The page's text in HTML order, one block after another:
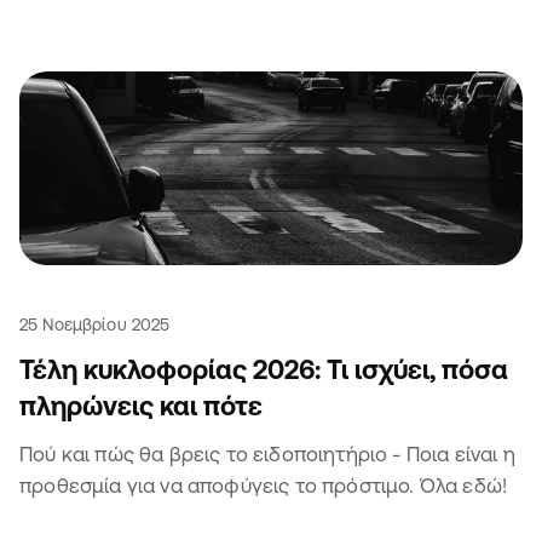
25 Νοεμβρίου 2025
Τέλη κυκλοφορίας 2026: Τι ισχύει, πόσα
πληρώνεις και πότε
Πού και πώς θα βρεις το ειδοποιητήριο - Ποια είναι η
προθεσμία για να αποφύγεις το πρόστιμο. Όλα εδώ!